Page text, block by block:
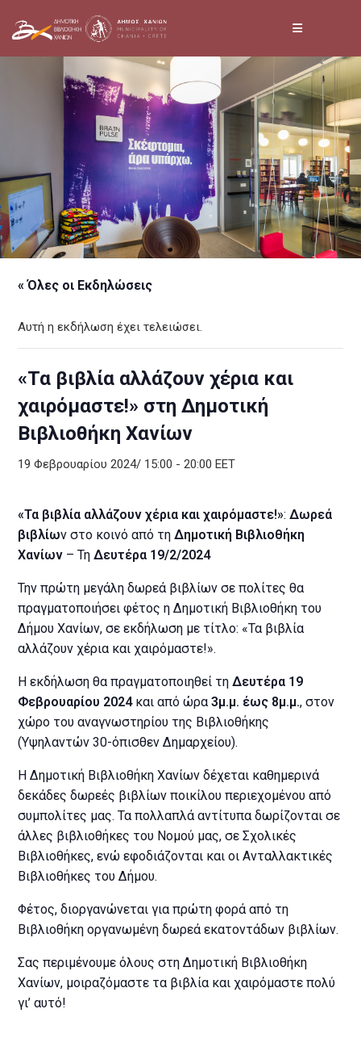
« Όλες οι Εκδηλώσεις
Αυτή η εκδήλωση έχει τελειώσει.
«Τα βιβλία αλλάζουν χέρια και
χαιρόμαστε!» στη Δημοτική
Βιβλιοθήκη Χανίων
19 Φεβρουαρίου 2024/ 15:00 -20:00 EET
«Τα βιβλία αλλάζουν χέρια και χαιρόμαστε!»:Δωρεά
βιβλίων στο κοινό από τηΔημοτική Βιβλιοθήκη
Χανίων – ΤηΔευτέρα 19/2/2024
Την πρώτη μεγάλη δωρεά βιβλίων σε πολίτες θα
πραγματοποιήσει φέτος η Δημοτική Βιβλιοθήκη του
Δήμου Χανίων, σε εκδήλωση με τίτλο: «Τα βιβλία
αλλάζουν χέρια και χαιρόμαστε!».
Η εκδήλωση θα πραγματοποιηθεί τηΔευτέρα 19
Φεβρουαρίου 2024και από ώρα3μ.μ. έως 8μ.μ., στον
χώρο του αναγνωστηρίου της Βιβλιοθήκης
(Υψηλαντών 30-όπισθεν Δημαρχείου).
Η Δημοτική Βιβλιοθήκη Χανίων δέχεται καθημερινά
δεκάδες δωρεές βιβλίων ποικίλου περιεχομένου από
συμπολίτες μας. Τα πολλαπλά αντίτυπα δωρίζονται σε
άλλες βιβλιοθήκες του Νομού μας, σε Σχολικές
Βιβλιοθήκες, ενώ εφοδιάζονται και οι Ανταλλακτικές
Βιβλιοθήκες του Δήμου.
Φέτος, διοργανώνεται για πρώτη φορά από τη
Βιβλιοθήκη οργανωμένη δωρεά εκατοντάδων βιβλίων.
Σας περιμένουμε όλους στη Δημοτική Βιβλιοθήκη
Χανίων, μοιραζόμαστε τα βιβλία και χαιρόμαστε πολύ
γι’ αυτό!